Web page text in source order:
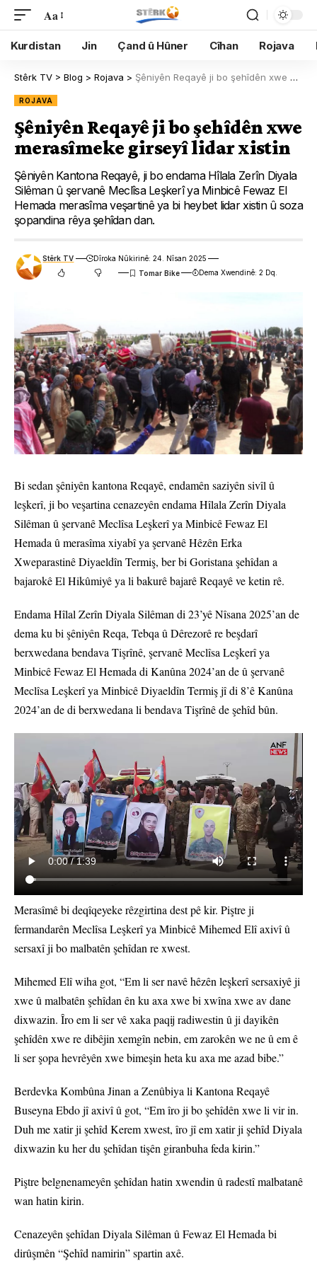
Aa
Kurdistan Jin Çand û Hûner Cîhan Rojava
Stêrk TV > Blog > Rojava > Şêniyên Reqayê ji bo şehîdên xwe merasîmeke girseyî lidar xistin
ROJAVA
Şêniyên Reqayê ji bo şehîdên xwe
merasîmeke girseyî lidar xistin
Şêniyên Kantona Reqayê, ji bo endama Hîlala Zerîn Diyala
Silêman û şervanê Meclîsa Leşkerî ya Minbicê Fewaz El
Hemada merasîma veşartinê ya bi heybet lidar xistin û soza
şopandina rêya şehîdan dan.
Stêrk TV
Dîroka Nûkirinê: 24. Nîsan 2025
Dema Xwendinê: 2 Dq.
Bi sedan şêniyên kantona Reqayê, endamên saziyên sivîl û
leşkerî, ji bo veşartina cenazeyên endama Hîlala Zerîn Diyala
Silêman û şervanê Meclîsa Leşkerî ya Minbicê Fewaz El
Hemada û merasîma xiyabî ya şervanê Hêzên Erka
Xweparastinê Diyaeldîn Termiş, ber bi Goristana şehîdan a
bajarokê El Hikûmiyê ya li bakurê bajarê Reqayê ve ketin rê.
Endama Hîlal Zerîn Diyala Silêman di 23’yê Nîsana 2025’an de
dema ku bi şêniyên Reqa, Tebqa û Dêrezorê re beşdarî
berxwedana bendava Tişrînê, şervanê Meclîsa Leşkerî ya
Minbicê Fewaz El Hemada di Kanûna 2024’an de û şervanê
Meclîsa Leşkerî ya Minbicê Diyaeldîn Termiş jî di 8’ê Kanûna
2024’an de di berxwedana li bendava Tişrînê de şehîd bûn.
Merasîmê bi deqîqeyeke rêzgirtina dest pê kir. Piştre ji
fermandarên Meclîsa Leşkerî ya Minbicê Mihemed Elî axivî û
sersaxî ji bo malbatên şehîdan re xwest.
Mihemed Elî wiha got, “Em li ser navê hêzên leşkerî sersaxiyê ji
xwe û malbatên şehîdan ên ku axa xwe bi xwîna xwe av dane
dixwazin. Îro em li ser vê xaka paqij radiwestin û ji dayikên
şehîdên xwe re dibêjin xemgîn nebin, em zarokên we ne û em ê
li ser şopa hevrêyên xwe bimeşin heta ku axa me azad bibe.”
Berdevka Kombûna Jinan a Zenûbiya li Kantona Reqayê
Buseyna Ebdo jî axivî û got, “Em îro ji bo şehîdên xwe li vir in.
Duh me xatir ji şehîd Kerem xwest, îro jî em xatir ji şehîd Diyala
dixwazin ku her du şehîdan tişên giranbuha feda kirin.”
Piştre belgnenameyên şehîdan hatin xwendin û radestî malbatanê
wan hatin kirin.
Cenazeyên şehîdan Diyala Silêman û Fewaz El Hemada bi
dirûşmên “Şehîd namirin” spartin axê.